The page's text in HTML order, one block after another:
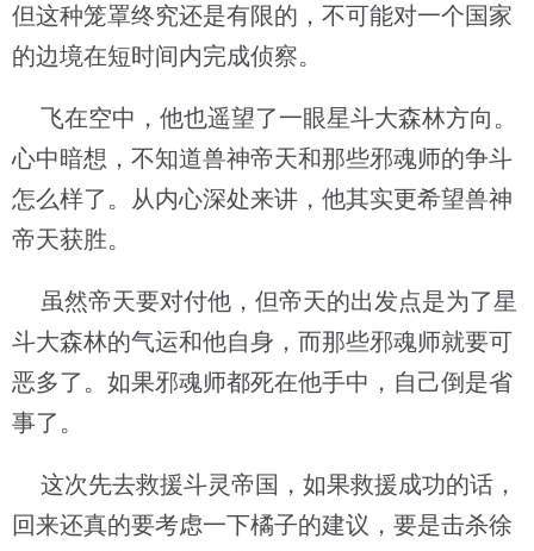
但这种笼罩终究还是有限的，不可能对一个国家
的边境在短时间内完成侦察。
飞在空中，他也遥望了一眼星斗大森林方向。
心中暗想，不知道兽神帝天和那些邪魂师的争斗
怎么样了。从内心深处来讲，他其实更希望兽神
帝天获胜。
虽然帝天要对付他，但帝天的出发点是为了星
斗大森林的气运和他自身，而那些邪魂师就要可
恶多了。如果邪魂师都死在他手中，自己倒是省
事了。
这次先去救援斗灵帝国，如果救援成功的话，
回来还真的要考虑一下橘子的建议，要是击杀徐